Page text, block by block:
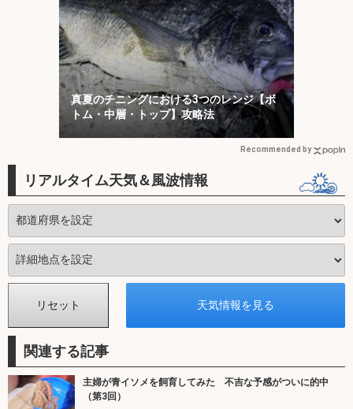
真夏のチニングにおける3つのレンジ【ボ
トム・中層・トップ】攻略法
Recommended by
リアルタイム天気＆風波情報
関連する記事
主婦が青イソメを飼育してみた 不吉な予感がついに的中
（第3回）